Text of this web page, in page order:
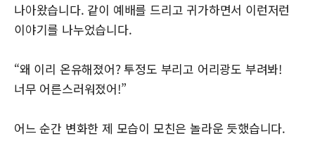
나아왔습니다. 같이 예배를 드리고 귀가하면서 이런저런
이야기를 나누었습니다.
“왜 이리 온유해졌어? 투정도 부리고 어리광도 부려봐!
너무 어른스러워졌어!”
어느 순간 변화한 제 모습이 모친은 놀라운 듯했습니다.